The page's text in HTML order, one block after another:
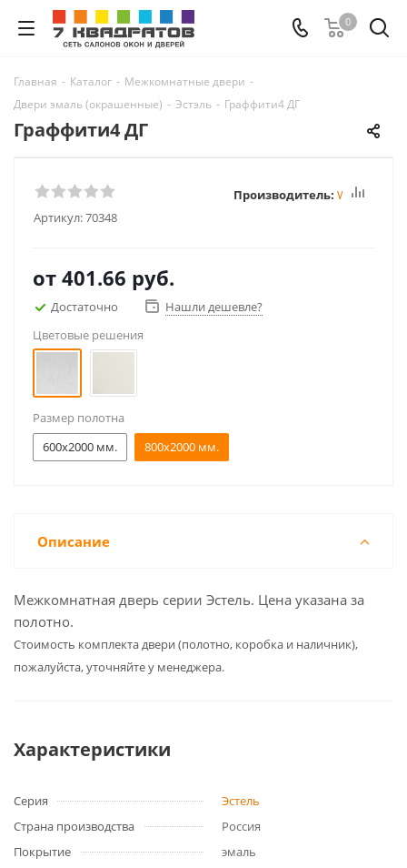
0
Главная - Каталог - Межкомнатные двери -
Двери эмаль (окрашенные) - Эстэль - Граффити4 ДГ
Граффити4 ДГ
Артикул:70348
Производитель: Winter
от 401.66 руб.
Достаточно
Нашли дешевле?
Цветовые решения
Размер полотна
600x2000 мм.
800x2000 мм.
Описание
Межкомнатная дверь серии Эстель. Цена указана за
полотно.
Cтоимость комплекта двери (полотно, коробка и наличник),
пожалуйста, уточняйте у менеджера.
Характеристики
Серия
Эстель
Страна производства
Россия
Покрытие
эмаль